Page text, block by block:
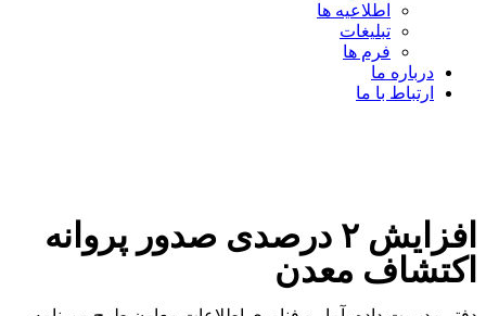
اطلاعیه ها
تبلیغات
فرم ها
درباره ما
ارتباط با ما
افزایش ۲ درصدی صدور پروانه
اکتشاف معدن